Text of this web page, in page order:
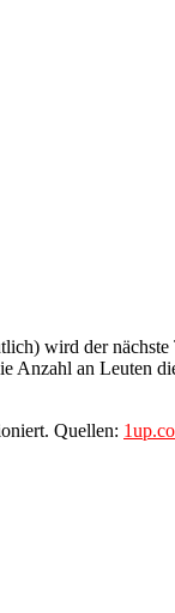
wird der
Anzahl an Leuten
Quellen: